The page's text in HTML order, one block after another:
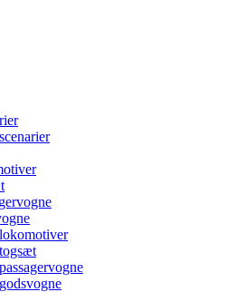
Classic